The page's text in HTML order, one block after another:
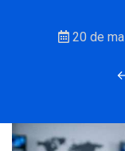
20 de